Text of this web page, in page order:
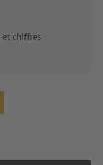
et chiffres